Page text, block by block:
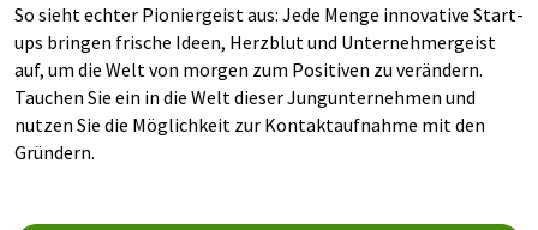
So sieht echter Pioniergeist aus: Jede Menge innovative Start-
ups bringen frische Ideen, Herzblut und Unternehmergeist
auf, um die Welt von morgen zum Positiven zu verändern.
Tauchen Sie ein in die Welt dieser Jungunternehmen und
nutzen Sie die Möglichkeit zur Kontaktaufnahme mit den
Gründern.